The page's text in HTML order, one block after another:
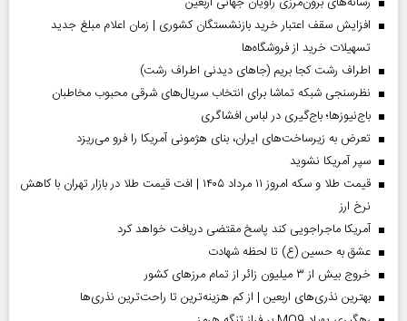
افزایش سقف اعتبار خرید بازنشستگان کشوری | زمان اعلام مبلغ جدید
تسهیلات خرید از فروشگاه‌ها
اطراف رشت کجا بریم (جاهای دیدنی اطراف رشت)
نظرسنجی شبکه تماشا برای انتخاب سریال‌های شرقی محبوب مخاطبان
باج‌نیوزها؛ باج‌گیری در لباس افشاگری
تعرض به زیرساخت‌های ایران، بنای هژمونی آمریکا را فرو می‌ریزد
سپر آمریکا نشوید
قیمت طلا و سکه امروز ۱۱ مرداد ۱۴۰۵ | افت قیمت طلا در بازار تهران با کاهش
نرخ ارز
آمریکا ماجراجویی کند پاسخ مقتضی دریافت خواهد کرد
عشق به حسین (ع) تا لحظه شهادت
خروج بیش از ۳ میلیون زائر از تمام مرز‌های کشور
بهترین نذری‌های اربعین | از کم هزینه‌ترین تا راحت‌ترین نذری‌ها